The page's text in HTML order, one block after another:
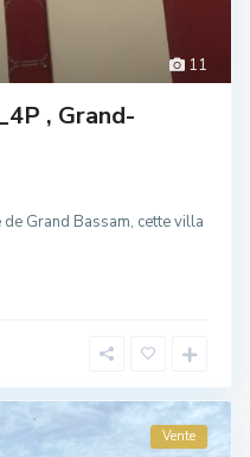
11
, Grand-
Grand Bassam, cette villa
Vente